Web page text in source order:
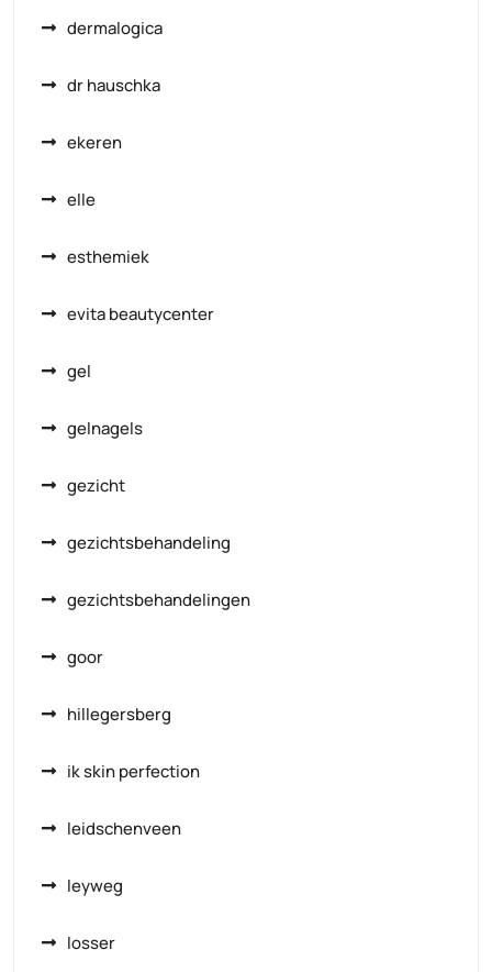
dermalogica
dr hauschka
ekeren
elle
esthemiek
evita beautycenter
gel
gelnagels
gezicht
gezichtsbehandeling
gezichtsbehandelingen
goor
hillegersberg
ik skin perfection
leidschenveen
leyweg
losser